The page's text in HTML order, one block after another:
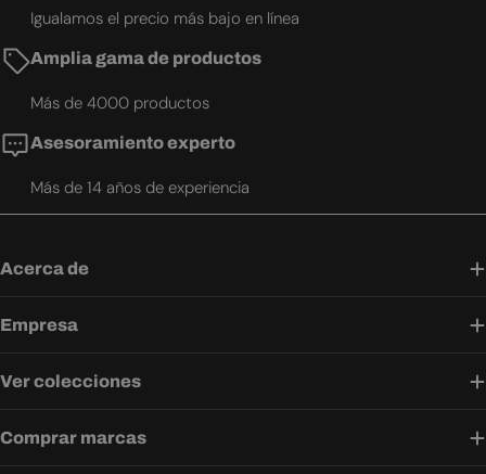
Igualamos el precio más bajo en línea
Amplia gama de productos
Más de 4000 productos
Asesoramiento experto
Más de 14 años de experiencia
Acerca de
Empresa
Ver colecciones
Comprar marcas